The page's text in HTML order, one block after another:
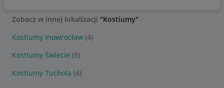
Zobacz w innej lokalizacji "Kostiumy"
Kostiumy Inowrocław (4)
Kostiumy Świecie (5)
Kostiumy Tuchola (4)